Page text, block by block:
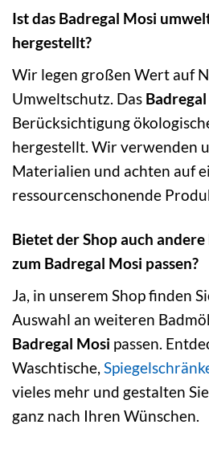
Ist das Badregal Mosi
hergestellt?
Wir legen großen Wert auf
Umweltschutz. Das
Berücksichtigung
hergestellt. Wir verwenden
Materialien und achten auf
ressourcenschonende
Bietet der Shop auch
zum Badregal Mosi passen?
Ja, in unserem Shop finden
Auswahl an weiteren
Badregal Mosi passen.
Waschtische,
vieles mehr und gestalten
ganz nach Ihren Wünschen.